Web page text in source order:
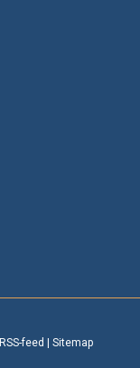
RSS-feed Sitemap